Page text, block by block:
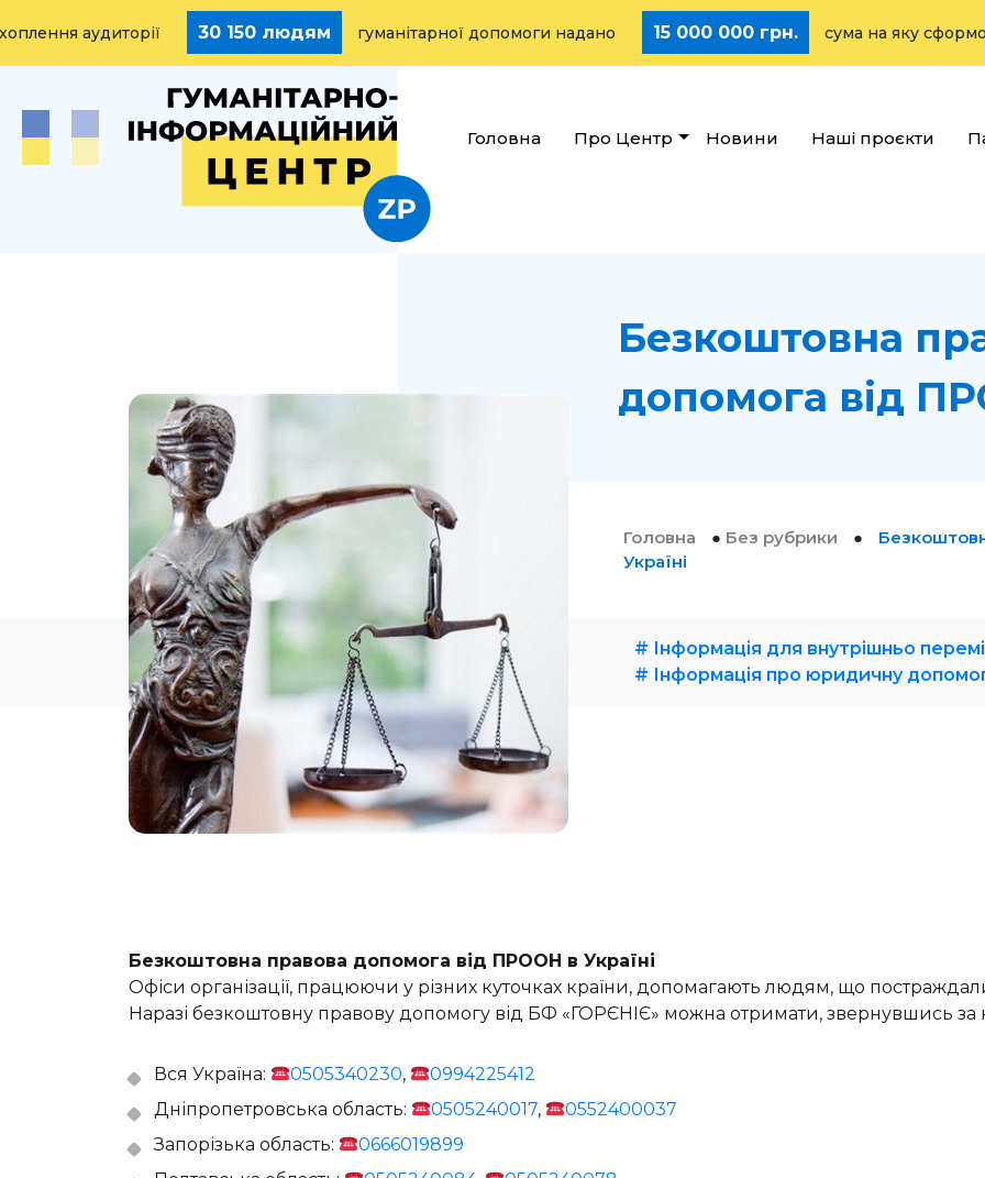
аудиторії 30 150 людям гуманітарної допомоги надано 15 000 000 грн. сума на яку сформовано
Головна Про Центр Новини Наші проєкти
Безкоштовна
допомога від
Головна ● Без рубрики ●
Україні
# Інформація для внутрішньо
# Інформація про юридичну
Безкоштовна правова допомога від ПРООН в Україні
Офіси організації, працюючи у різних куточках країни, допомагають людям, що
Наразі безкоштовну правову допомогу від БФ «ГОРЄНІЄ» можна отримати, звернувшись за
Вся Україна: 0505340230,
0994225412
Дніпропетровська область:
0505240017,
0552400037
Запорізька область:
0666019899